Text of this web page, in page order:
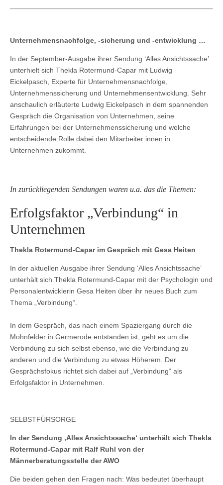
Unternehmensnachfolge, -sicherung und -entwicklung …
In der September-Ausgabe ihrer Sendung ‘Alles Ansichtssache’
unterhielt sich Thekla Rotermund-Capar mit Ludwig
Eickelpasch, Experte für Unternehmensnachfolge,
Unternehmenssicherung und Unternehmensentwicklung. Sehr
anschaulich erläuterte Ludwig Eickelpasch in dem spannenden
Gespräch die Organisation von Unternehmen, seine
Erfahrungen bei der Unternehmenssicherung und welche
entscheidende Rolle dabei den Mitarbeiter:innen in
Unternehmen zukommt.
In zurückliegenden Sendungen waren u.a. das die Themen:
Erfolgsfaktor „Verbindung“ in
Unternehmen
Thekla Rotermund-Capar im Gespräch mit Gesa Heiten
In der aktuellen Ausgabe ihrer Sendung ‘Alles Ansichtssache’
unterhält sich Thekla Rotermund-Capar mit der Psychologin und
Personalentwicklerin Gesa Heiten über ihr neues Buch zum
Thema „Verbindung“.
In dem Gespräch, das nach einem Spaziergang durch die
Mohnfelder in Germerode entstanden ist, geht es um die
Verbindung zu sich selbst ebenso, wie die Verbindung zu
anderen und die Verbindung zu etwas Höherem. Der
Gesprächsfokus richtet sich dabei auf „Verbindung“ als
Erfolgsfaktor in Unternehmen.
SELBSTFÜRSORGE
In der Sendung ‚Alles Ansichtssache‘ unterhält sich Thekla
Rotermund-Capar mit Ralf Ruhl von der
Männerberatungsstelle der AWO
Die beiden gehen den Fragen nach: Was bedeutet überhaupt